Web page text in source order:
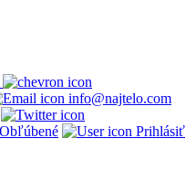
info@najtelo.com
Obľúbené
Prihlásiť